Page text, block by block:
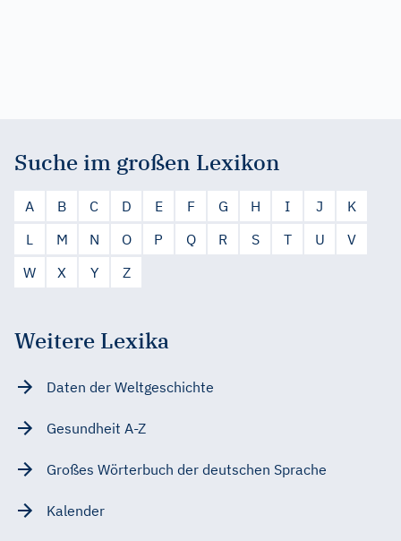
Suche im großen Lexikon
A B C D E F G H I J
K
L
M N O P Q R S T U
V
W
X Y Z
Weitere Lexika
Daten der Weltgeschichte
Gesundheit A-Z
Großes Wörterbuch der deutschen Sprache
Kalender